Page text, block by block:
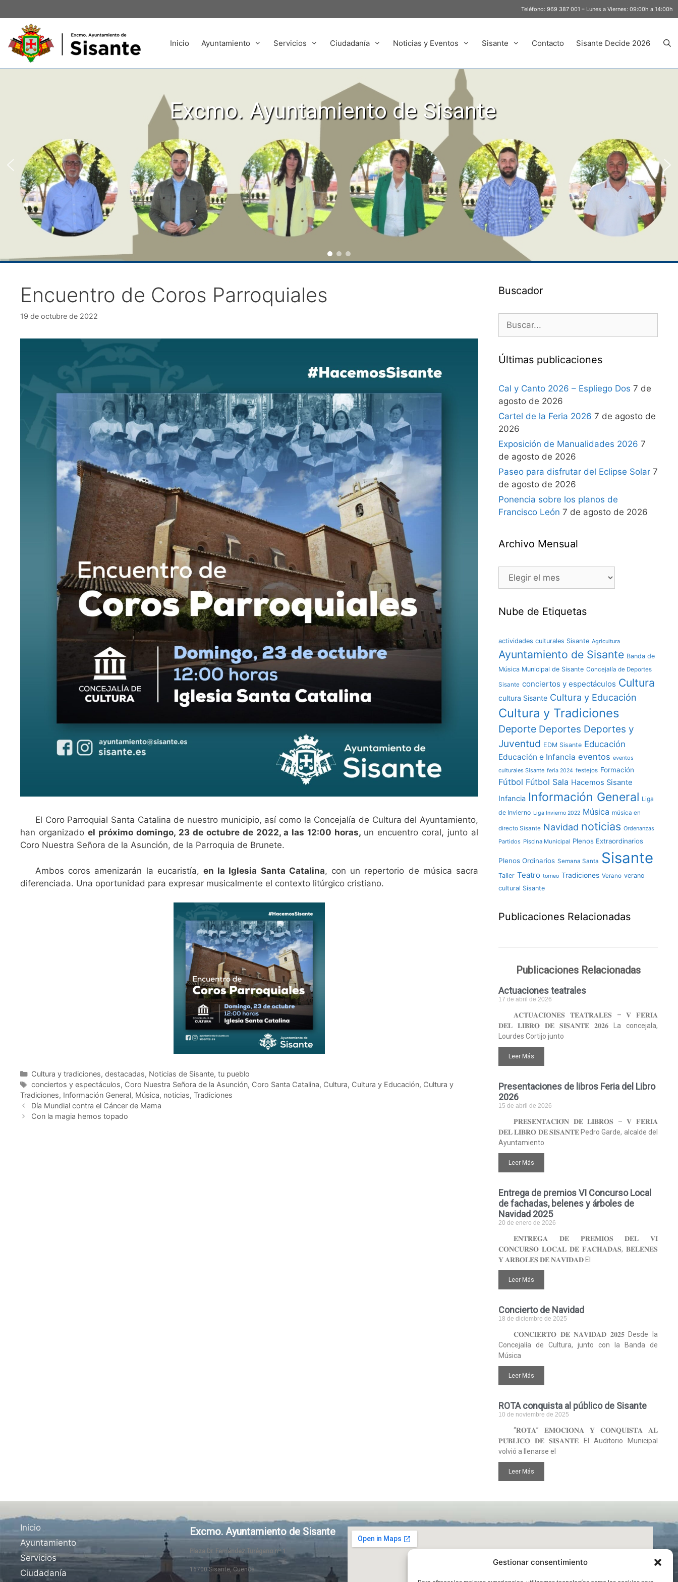
Gestionar consentimiento
Teléfono: 969 387 001 – Lunes a Viernes: 09:00h a 14:00h
Inicio Ayuntamiento Servicios Ciudadanía Noticias y Eventos Sisante Contacto Sisante Decide 2026
Excmo. Ayuntamiento de Sisante
Encuentro de Coros Parroquiales
19 de octubre de 2022
El Coro Parroquial Santa Catalina de nuestro municipio, así como la Concejalía de Cultura del Ayuntamiento,
han organizado el próximo domingo, 23 de octubre de 2022, a las 12:00 horas, un encuentro coral, junto al
Coro Nuestra Señora de la Asunción, de la Parroquia de Brunete.
Ambos coros amenizarán la eucaristía, en la Iglesia Santa Catalina, con un repertorio de música sacra
diferenciada. Una oportunidad para expresar musicalmente el contexto litúrgico cristiano.
Cultura y tradiciones, destacadas, Noticias de Sisante, tu pueblo
conciertos y espectáculos, Coro Nuestra Señora de la Asunción, Coro Santa Catalina, Cultura, Cultura y Educación, Cultura y
Tradiciones, Información General, Música, noticias, Tradiciones
Día Mundial contra el Cáncer de Mama
Con la magia hemos topado
Buscador
Últimas publicaciones
Cal y Canto 2026 – Espliego Dos 7 de
agosto de 2026
Cartel de la Feria 2026 7 de agosto de
2026
Exposición de Manualidades 2026 7
de agosto de 2026
Paseo para disfrutar del Eclipse Solar 7
de agosto de 2026
Ponencia sobre los planos de
Francisco León 7 de agosto de 2026
Archivo Mensual
Nube de Etiquetas
actividades culturales Sisante Agricultura
Ayuntamiento de Sisante Banda de
Música Municipal de Sisante Concejalía de Deportes
Sisante conciertos y espectáculos Cultura
cultura Sisante Cultura y Educación
Cultura y Tradiciones
Deporte Deportes Deportes y
Juventud EDM Sisante Educación
Educación e Infancia eventos eventos
culturales Sisante feria 2024 festejos Formación
Fútbol Fútbol Sala Hacemos Sisante
Infancia Información General Liga
de Invierno Liga Invierno 2022 Música música en
directo Sisante Navidad noticias Ordenanzas
Partidos Piscina Municipal Plenos Extraordinarios
Plenos Ordinarios Semana Santa Sisante
Taller Teatro torneo Tradiciones Verano verano
cultural Sisante
Publicaciones Relacionadas
Publicaciones Relacionadas
Actuaciones teatrales
17 de abril de 2026
𝐀𝐂𝐓𝐔𝐀𝐂𝐈𝐎𝐍𝐄𝐒 𝐓𝐄𝐀𝐓𝐑𝐀𝐋𝐄𝐒 – 𝐕 𝐅𝐄𝐑𝐈𝐀
𝐃𝐄𝐋 𝐋𝐈𝐁𝐑𝐎 𝐃𝐄 𝐒𝐈𝐒𝐀𝐍𝐓𝐄 𝟐𝟎𝟐𝟔 La concejala,
Lourdes Cortijo junto
Leer Más
Presentaciones de libros Feria del Libro
2026
15 de abril de 2026
𝐏𝐑𝐄𝐒𝐄𝐍𝐓𝐀𝐂𝐈𝐎́𝐍 𝐃𝐄 𝐋𝐈𝐁𝐑𝐎𝐒 – 𝐕 𝐅𝐄𝐑𝐈𝐀
𝐃𝐄𝐋 𝐋𝐈𝐁𝐑𝐎 𝐃𝐄 𝐒𝐈𝐒𝐀𝐍𝐓𝐄 Pedro Garde, alcalde del
Ayuntamiento
Leer Más
Entrega de premios VI Concurso Local
de fachadas, belenes y árboles de
Navidad 2025
20 de enero de 2026
𝐄𝐍𝐓𝐑𝐄𝐆𝐀 𝐃𝐄 𝐏𝐑𝐄𝐌𝐈𝐎𝐒 𝐃𝐄𝐋 𝐕𝐈
𝐂𝐎𝐍𝐂𝐔𝐑𝐒𝐎 𝐋𝐎𝐂𝐀𝐋 𝐃𝐄 𝐅𝐀𝐂𝐇𝐀𝐃𝐀𝐒, 𝐁𝐄𝐋𝐄𝐍𝐄𝐒
𝐘 𝐀𝐑𝐁𝐎𝐋𝐄𝐒 𝐃𝐄 𝐍𝐀𝐕𝐈𝐃𝐀𝐃 El
Leer Más
Concierto de Navidad
18 de diciembre de 2025
𝐂𝐎𝐍𝐂𝐈𝐄𝐑𝐓𝐎 𝐃𝐄 𝐍𝐀𝐕𝐈𝐃𝐀𝐃 𝟐𝟎𝟐𝟓 Desde la
Concejalía de Cultura, junto con la Banda de
Música
Leer Más
ROTA conquista al público de Sisante
10 de noviembre de 2025
“𝐑𝐎𝐓𝐀” 𝐄𝐌𝐎𝐂𝐈𝐎𝐍𝐀 𝐘 𝐂𝐎𝐍𝐐𝐔𝐈𝐒𝐓𝐀 𝐀𝐋
𝐏𝐔́𝐁𝐋𝐈𝐂𝐎 𝐃𝐄 𝐒𝐈𝐒𝐀𝐍𝐓𝐄 El Auditorio Municipal
volvió a llenarse el
Leer Más
Inicio
Ayuntamiento
Servicios
Ciudadanía
Excmo. Ayuntamiento de Sisante
Plaza Dr. Fernández Turégano nº 1
16700 Sisante, Cuenca